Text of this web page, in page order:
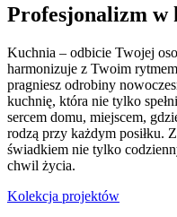
Profesjonalizm w
Kuchnia – odbicie Twojej
harmonizuje z Twoim
pragniesz odrobiny
kuchnię, która nie tylko
sercem domu, miejscem,
rodzą przy każdym posiłku.
świadkiem nie tylko
chwil życia.
Kolekcja projektów